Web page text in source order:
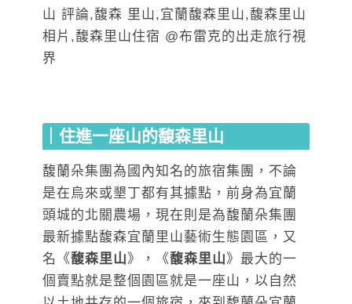
｜住進一座山的馥森里山
馥蘭朵集團為國內知名的旅宿集團，不論
是在烏來或墾丁都有其據點，前身為宜蘭
頭城的北關農場，現在則是為馥蘭朵集團
最新據點馥森宜蘭里山藝術生態園區，又
名《馥森里山》，《馥森里山》最大的一
個賣點就是整個園區就是一座山，以自然